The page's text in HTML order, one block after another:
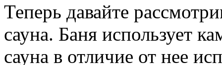
Теперь давайте
сауна. Баня использует
сауна в отличие от нее